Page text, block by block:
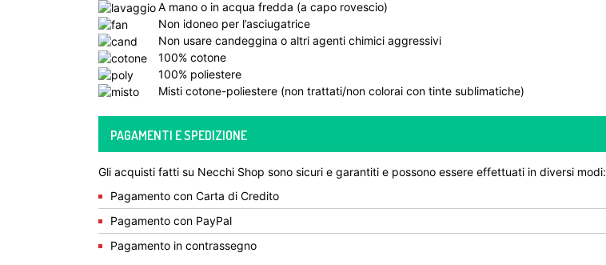
A mano o in acqua fredda (a capo rovescio)
Non idoneo per l’asciugatrice
Non usare candeggina o altri agenti chimici aggressivi
100% cotone
100% poliestere
Misti cotone-poliestere (non trattati/non colorai con tinte sublimatiche)
PAGAMENTI E SPEDIZIONE
Gli acquisti fatti su Necchi Shop sono sicuri e garantiti e possono essere effettuati in diversi modi:
Pagamento con Carta di Credito
Pagamento con PayPal
Pagamento in contrassegno